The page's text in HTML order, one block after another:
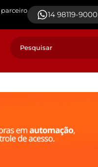
parceiro 14 98119-9000